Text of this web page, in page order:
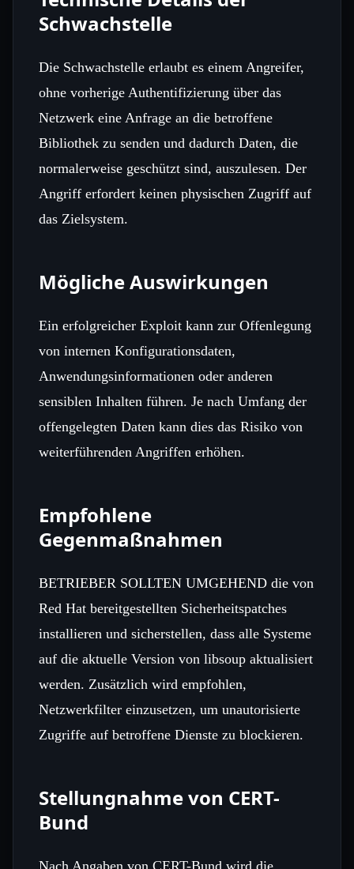
Schwachstelle
Die Schwachstelle erlaubt es einem Angreifer,
ohne vorherige Authentifizierung über das
Netzwerk eine Anfrage an die betroffene
Bibliothek zu senden und dadurch Daten, die
normalerweise geschützt sind, auszulesen. Der
Angriff erfordert keinen physischen Zugriff auf
das Zielsystem.
Mögliche Auswirkungen
Ein erfolgreicher Exploit kann zur Offenlegung
von internen Konfigurationsdaten,
Anwendungsinformationen oder anderen
sensiblen Inhalten führen. Je nach Umfang der
offengelegten Daten kann dies das Risiko von
weiterführenden Angriffen erhöhen.
Empfohlene
Gegenmaßnahmen
BETRIEBER SOLLTEN UMGEHEND die von
Red Hat bereitgestellten Sicherheitspatches
installieren und sicherstellen, dass alle Systeme
auf die aktuelle Version von libsoup aktualisiert
werden. Zusätzlich wird empfohlen,
Netzwerkfilter einzusetzen, um unautorisierte
Zugriffe auf betroffene Dienste zu blockieren.
Stellungnahme von CERT-
Bund
Nach Angaben von CERT-Bund wird die